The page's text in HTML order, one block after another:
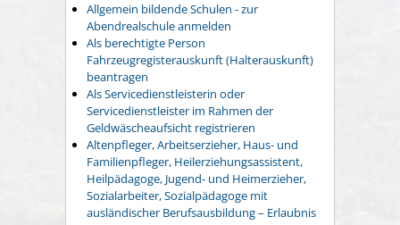
Allgemein bildende Schulen - zur
Abendrealschule anmelden
Als berechtigte Person
Fahrzeugregisterauskunft (Halterauskunft)
beantragen
Als Servicedienstleisterin oder
Servicedienstleister im Rahmen der
Geldwäscheaufsicht registrieren
Altenpfleger, Arbeitserzieher, Haus- und
Familienpfleger, Heilerziehungsassistent,
Heilpädagoge, Jugend- und Heimerzieher,
Sozialarbeiter, Sozialpädagoge mit
ausländischer Berufsausbildung – Erlaubnis